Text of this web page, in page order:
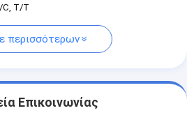
C, T/T
περισσότερων
Επικοινωνίας